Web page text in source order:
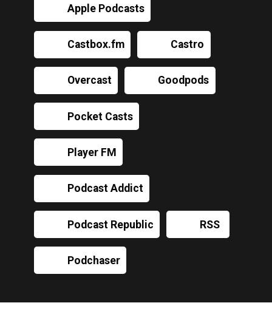
Apple Podcasts
Castbox.fm Castro
Overcast Goodpods
Pocket Casts
Player FM
Podcast Addict
Podcast Republic RSS
Podchaser